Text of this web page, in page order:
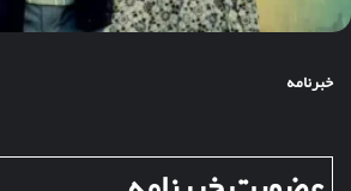
خبرنامه